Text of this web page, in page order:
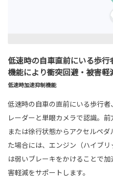
低速時の自車直前にいる歩
機能により衝突回避・被害軽
低速時加速抑制機能
低速時の自車の直前にいる歩行
レーダーと単眼カメラで認識。
または徐行状態からアクセルペ
た場合には、エンジン（ハイブ
は弱いブレーキをかけることで
害軽減をサポートします。